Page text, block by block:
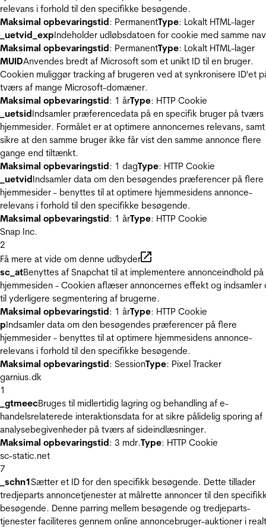
relevans i forhold til den specifikke besøgende.
Maksimal opbevaringstid: PermanentType: Lokalt HTML-lager
_uetvid_expIndeholder udløbsdatoen for cookie med samme
Maksimal opbevaringstid: PermanentType: Lokalt HTML-lager
MUIDAnvendes bredt af Microsoft som et unikt ID til en bruger.
Cookien muliggør tracking af brugeren ved at synkronisere ID'et
tværs af mange Microsoft-domæner.
Maksimal opbevaringstid: 1 årType: HTTP Cookie
_uetsidIndsamler præferencedata på en specifik bruger på tværs
hjemmesider. Formålet er at optimere annoncernes relevans, samt
sikre at den samme bruger ikke får vist den samme annonce flere
gange end tiltænkt.
Maksimal opbevaringstid: 1 dagType: HTTP Cookie
_uetvidIndsamler data om den besøgendes præferencer på flere
hjemmesider - benyttes til at optimere hjemmesidens annonce-
relevans i forhold til den specifikke besøgende.
Maksimal opbevaringstid: 1 årType: HTTP Cookie
Snap Inc.
2
Få mere at vide om denne udbyder
sc_atBenyttes af Snapchat til at implementere annonceindhold på
hjemmesiden - Cookien aflæser annoncernes effekt og indsamler
til yderligere segmentering af brugerne.
Maksimal opbevaringstid: 1 årType: HTTP Cookie
pIndsamler data om den besøgendes præferencer på flere
hjemmesider - benyttes til at optimere hjemmesidens annonce-
relevans i forhold til den specifikke besøgende.
Maksimal opbevaringstid: SessionType: Pixel Tracker
garnius.dk
1
_gtmeecBruges til midlertidig lagring og behandling af e-
handelsrelaterede interaktionsdata for at sikre pålidelig sporing af
analysebegivenheder på tværs af sideindlæsninger.
Maksimal opbevaringstid: 3 mdr.Type: HTTP Cookie
sc-static.net
7
_schn1Sætter et ID for den specifikk besøgende. Dette tillader
tredjeparts annoncetjenester at målrette annoncer til den
besøgende. Denne parring mellem besøgende og tredjeparts-
tjenester faciliteres gennem online annoncebruger-auktioner i